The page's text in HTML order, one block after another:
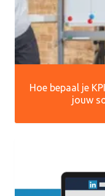
Hoe bepaal je
jouw